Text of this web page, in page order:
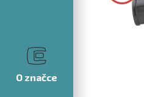
O značce